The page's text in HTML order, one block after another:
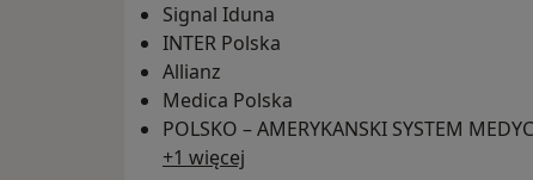
Signal Iduna
INTER Polska
Allianz
Medica Polska
POLSKO – AMERYKANSKI SYSTEM
+1 więcej